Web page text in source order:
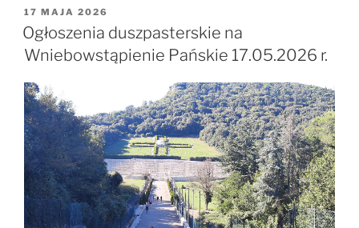
Zesłanie
Ducha
Świętego
24.05.2026
OPUBLIKOWANE
W
17 MAJA 2026
Ogłoszenia duszpasterskie na
Wniebowstąpienie Pańskie 17.05.2026 r.